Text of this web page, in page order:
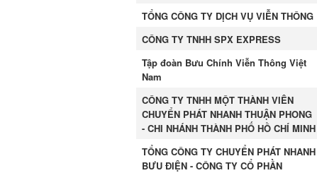
TỔNG CÔNG TY DỊCH VỤ VIỄN THÔNG
CÔNG TY TNHH SPX EXPRESS
Tập đoàn Bưu Chính Viễn Thông Việt
Nam
CÔNG TY TNHH MỘT THÀNH VIÊN
CHUYỂN PHÁT NHANH THUẬN PHONG
- CHI NHÁNH THÀNH PHỐ HỒ CHÍ MINH
TỔNG CÔNG TY CHUYỂN PHÁT NHANH
BƯU ĐIỆN - CÔNG TY CỔ PHẦN